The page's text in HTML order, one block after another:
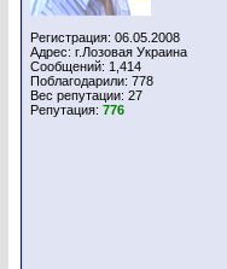
Регистрация: 06.05.2008
Адрес: г.Лозовая Украина
Сообщений: 1,414
Поблагодарили: 778
Вес репутации: 27
Репутация: 776